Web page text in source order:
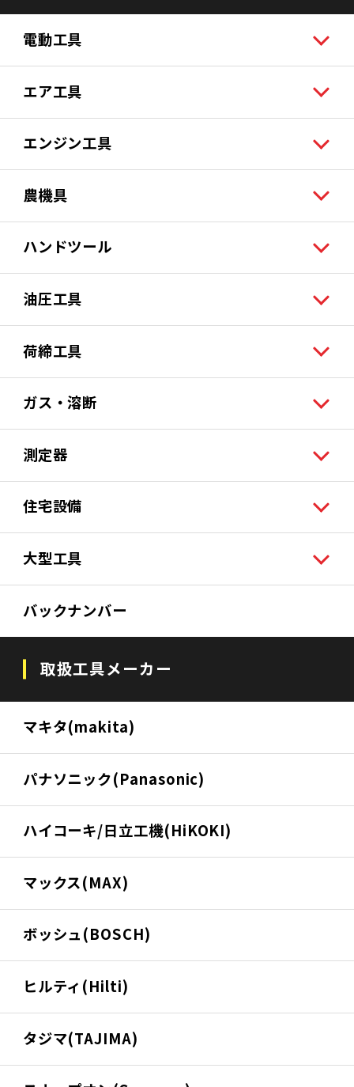
電動工具
エア工具
エンジン工具
農機具
ハンドツール
油圧工具
荷締工具
ガス・溶断
測定器
住宅設備
大型工具
バックナンバー
取扱工具メーカー
マキタ(makita)
パナソニック(Panasonic)
ハイコーキ/日立工機(HiKOKI)
マックス(MAX)
ボッシュ(BOSCH)
ヒルティ(Hilti)
タジマ(TAJIMA)